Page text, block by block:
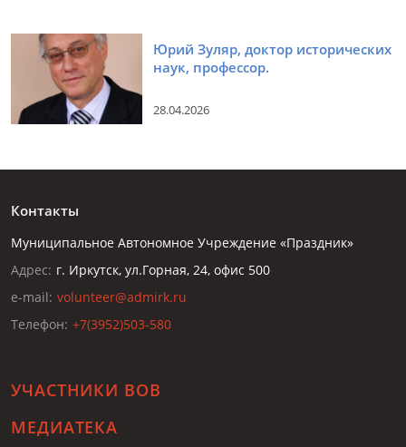
Юрий Зуляр, доктор исторических
наук, профессор.
28.04.2026
Контакты
Муниципальное Автономное Учреждение «Праздник»
Адрес: г. Иркутск, ул.Горная, 24, офис 500
e-mail: volunteer@admirk.ru
Телефон: +7(3952)503-580
УЧАСТНИКИ ВОВ
МЕДИАТЕКА